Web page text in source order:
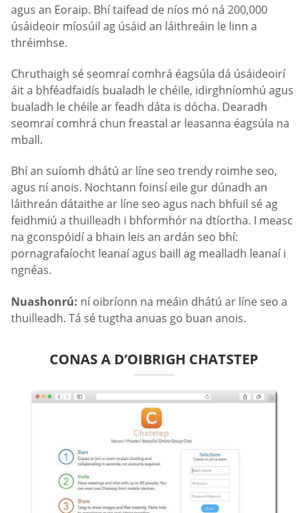
agus an Eoraip. Bhí taifead de níos mó ná 200,000
úsáideoir míosúil ag úsáid an láithreáin le linn a
thréimhse.
Chruthaigh sé seomraí comhrá éagsúla dá úsáideoirí
áit a bhféadfaidís bualadh le chéile, idirghníomhú agus
bualadh le chéile ar feadh dáta is dócha. Dearadh
seomraí comhrá chun freastal ar leasanna éagsúla na
mball.
Bhí an suíomh dhátú ar líne seo trendy roimhe seo,
agus ní anois. Nochtann foinsí eile gur dúnadh an
láithreán dátaithe ar líne seo agus nach bhfuil sé ag
feidhmiú a thuilleadh i bhformhór na dtíortha. I measc
na gconspóidí a bhain leis an ardán seo bhí:
pornagrafaíocht leanaí agus baill ag mealladh leanaí i
ngnéas.
Nuashonrú: ní oibríonn na meáin dhátú ar líne seo a
thuilleadh. Tá sé tugtha anuas go buan anois.
CONAS A D’OIBRIGH CHATSTEP